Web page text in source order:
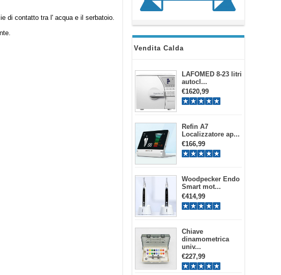
Vendita Calda
LAFOMED 8-23 litri
autocl...
€1620,99
Refin A7
Localizzatore ap...
€166,99
Woodpecker Endo
Smart mot...
€414,99
Chiave
dinamometrica
univ...
€227,99
di contatto tra l' acqua e il serbatoio.